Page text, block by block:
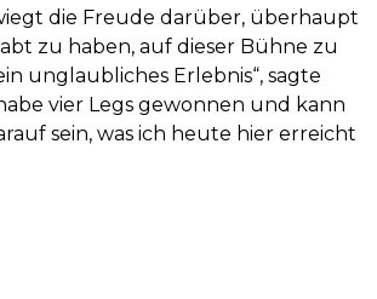
die Freude darüber, überhaupt
zu haben, auf dieser Bühne zu
unglaubliches Erlebnis“, sagte
vier Legs gewonnen und kann
sein, was ich heute hier erreicht